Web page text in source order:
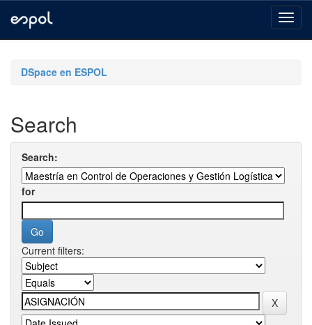
navigationDSpace en ESPOL
Search
Search:
for
Current filters: